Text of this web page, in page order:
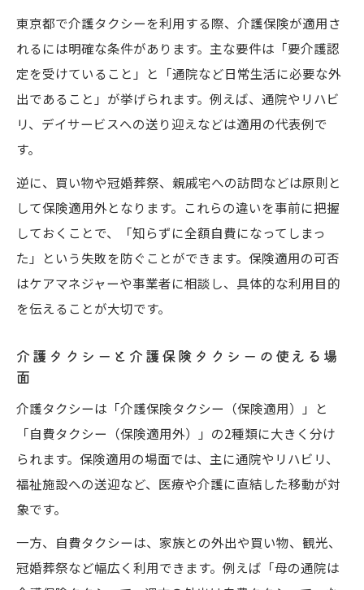
東京都で介護タクシーを利用する際、介護保険が適用さ
れるには明確な条件があります。主な要件は「要介護認
定を受けていること」と「通院など日常生活に必要な外
出であること」が挙げられます。例えば、通院やリハビ
リ、デイサービスへの送り迎えなどは適用の代表例で
す。
逆に、買い物や冠婚葬祭、親戚宅への訪問などは原則と
して保険適用外となります。これらの違いを事前に把握
しておくことで、「知らずに全額自費になってしまっ
た」という失敗を防ぐことができます。保険適用の可否
はケアマネジャーや事業者に相談し、具体的な利用目的
を伝えることが大切です。
介護タクシーと介護保険タクシーの使える場
面
介護タクシーは「介護保険タクシー（保険適用）」と
「自費タクシー（保険適用外）」の2種類に大きく分け
られます。保険適用の場面では、主に通院やリハビリ、
福祉施設への送迎など、医療や介護に直結した移動が対
象です。
一方、自費タクシーは、家族との外出や買い物、観光、
冠婚葬祭など幅広く利用できます。例えば「母の通院は